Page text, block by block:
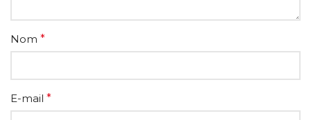
Nom *
E-mail *